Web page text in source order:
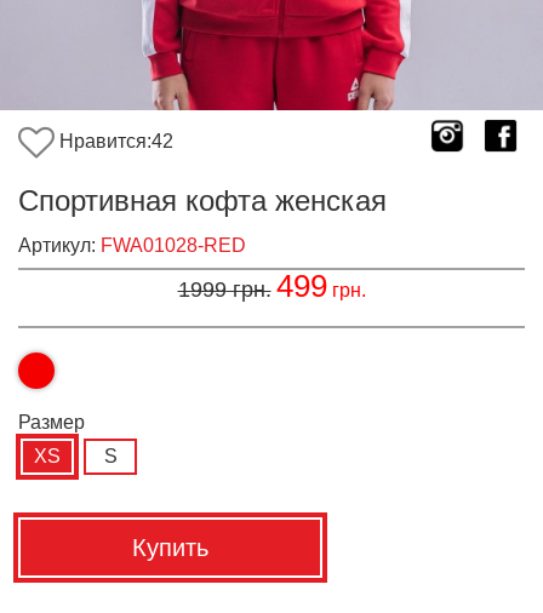
Нравится:42
Спортивная кофта женская
Артикул: FWA01028-RED
1999грн. 499грн.
Размер
XS
S
Купить